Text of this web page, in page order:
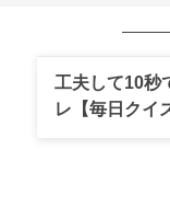
工夫して10秒
レ【毎日クイ